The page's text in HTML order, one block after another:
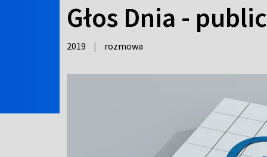
Głos Dnia -
2019 | rozmowa